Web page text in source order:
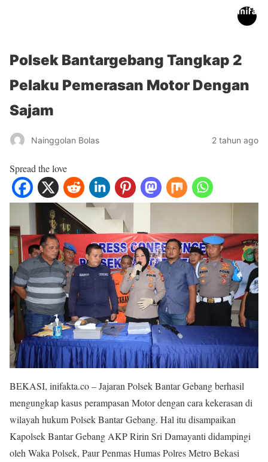
Polsek Bantargebang Tangkap 2
Pelaku Pemerasan Motor Dengan
Sajam
Nainggolan Bolas 2 tahun ago
Spread the love
BEKASI, inifakta.co – Jajaran Polsek Bantar Gebang berhasil
mengungkap kasus perampasan Motor dengan cara kekerasan di
wilayah hukum Polsek Bantar Gebang. Hal itu disampaikan
Kapolsek Bantar Gebang AKP Ririn Sri Damayanti didampingi
oleh Waka Polsek, Paur Penmas Humas Polres Metro Bekasi